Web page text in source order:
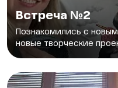
Встреча №2
Познакомились с
новые творческие